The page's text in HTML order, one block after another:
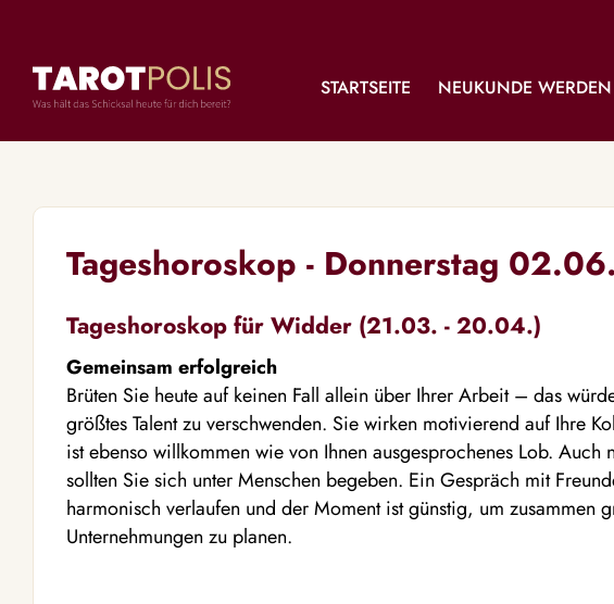
STARTSEITE NEUKUNDE WERDEN
Tageshoroskop - Donnerstag
Tageshoroskop für Widder (21.03. - 20.04.)
Gemeinsam erfolgreich
Brüten Sie heute auf keinen Fall allein über Ihrer Arbeit – das
größtes Talent zu verschwenden. Sie wirken motivierend auf Ihre
ist ebenso willkommen wie von Ihnen ausgesprochenes Lob. Auch
sollten Sie sich unter Menschen begeben. Ein Gespräch mit
harmonisch verlaufen und der Moment ist günstig, um zusammen
Unternehmungen zu planen.